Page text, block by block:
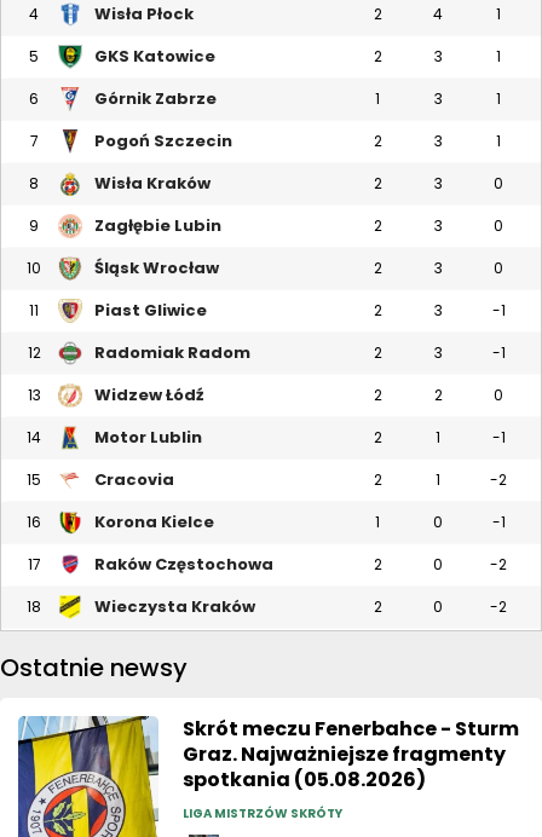
4 Wisła Płock 2 4 1
5 GKS Katowice 2 3 1
6 Górnik Zabrze 1 3 1
7 Pogoń Szczecin 2 3 1
8 Wisła Kraków 2 3 0
9 Zagłębie Lubin 2 3 0
10 Śląsk Wrocław 2 3 0
11 Piast Gliwice 2 3 -1
12 Radomiak Radom 2 3 -1
13 Widzew Łódź 2 2 0
14 Motor Lublin 2 1 -1
15 Cracovia 2 1 -2
16 Korona Kielce 1 0 -1
17 Raków Częstochowa 2 0 -2
18 Wieczysta Kraków 2 0 -2
Ostatnie newsy
Skrót meczu Fenerbahce - Sturm
Graz. Najważniejsze fragmenty
spotkania (05.08.2026)
LIGA MISTRZÓW SKRÓTY